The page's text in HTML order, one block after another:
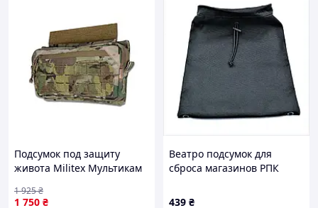
Подсумок под защиту
живота Militex Мультикам
(2404-vart)
1 750 ₴
1 925₴
Веатро подсумок для
сброса магазинов РПК
439 ₴